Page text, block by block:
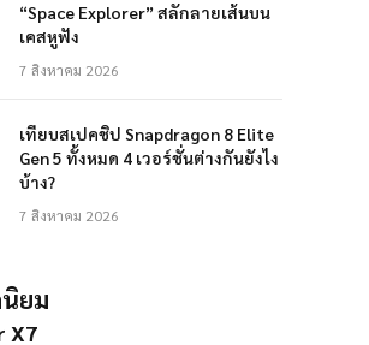
“Space Explorer” สลักลายเส้นบน
เคสหูฟัง
7 สิงหาคม 2026
เทียบสเปคชิป Snapdragon 8 Elite
Gen 5 ทั้งหมด 4 เวอร์ชั่นต่างกันยังไง
บ้าง?
7 สิงหาคม 2026
ยม
X7